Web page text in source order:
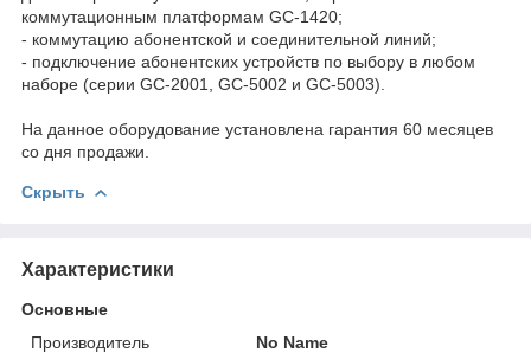
коммутационным платформам GC-1420;
- коммутацию абонентской и соединительной линий;
- подключение абонентских устройств по выбору в любом
наборе (серии GC-2001, GC-5002 и GC-5003).
На данное оборудование установлена гарантия 60 месяцев
со дня продажи.
Скрыть
Характеристики
Основные
Производитель
No Name